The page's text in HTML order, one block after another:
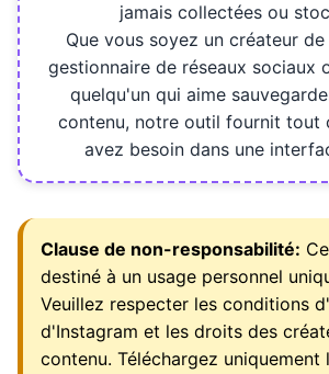
jamais collectées ou
Que vous soyez un créateur
gestionnaire de réseaux sociaux
quelqu'un qui aime
contenu, notre outil fournit tout
avez besoin dans une
Clause de non-responsabilité:
destiné à un usage personnel
Veuillez respecter les conditions
d'Instagram et les droits des
contenu. Téléchargez uniquement